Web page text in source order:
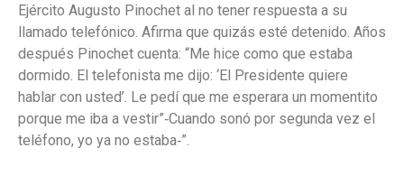
Ejército Augusto Pinochet al no tener respuesta a su
llamado telefónico. Afirma que quizás esté detenido. Años
después Pinochet cuenta: “Me hice como que estaba
dormido. El telefonista me dijo: ‘El Presidente quiere
hablar con usted’. Le pedí que me esperara un momentito
porque me iba a vestir”‐Cuando sonó por segunda vez el
teléfono, yo ya no estaba‐”.